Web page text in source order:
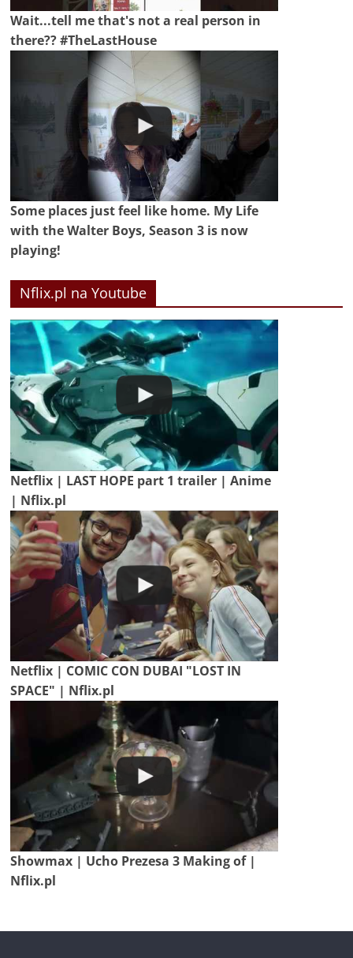
Wait...tell me that's not a real person in
there?? #TheLastHouse
Some places just feel like home. My Life
with the Walter Boys, Season 3 is now
playing!
Nflix.pl na Youtube
Netflix | LAST HOPE part 1 trailer | Anime
| Nflix.pl
Netflix | COMIC CON DUBAI "LOST IN
SPACE" | Nflix.pl
Showmax | Ucho Prezesa 3 Making of |
Nflix.pl